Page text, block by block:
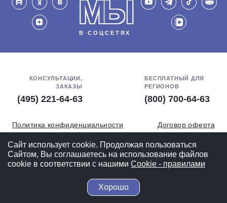
МЫ
В СОЦСЕТЯХ
КОНСУЛЬТАЦИИ,
ЗАКАЗЫ
(495) 221-64-63
БЕСПЛАТНЫЙ ДЛЯ
РЕГИОНОВ
(800) 700-64-63
Политика конфиденциальности
Договор оферта
Обработка персональных данных
СОУТ
Полная версия
© 2004-2026 ВелоСклад.ру - более 20 лет радуем Вас!
Сайт использует cookie. Продолжая пользоваться
Сайтом, Вы соглашаетесь на использование файлов
cookie в соответствии с нашими Cookiе - правилами
Хорошо